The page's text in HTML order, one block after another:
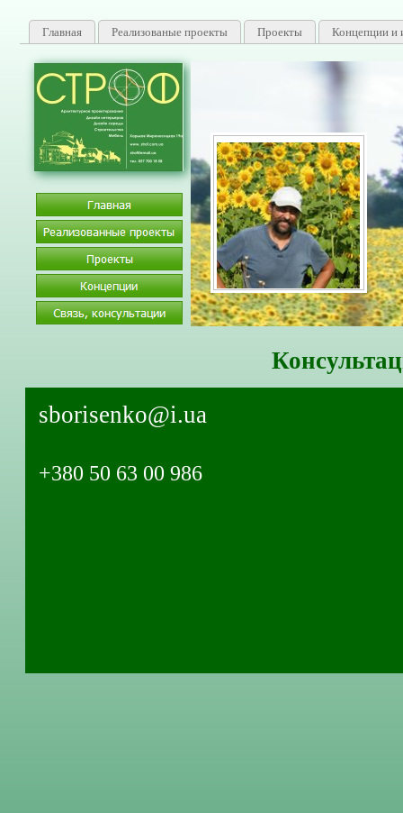
Главная Реализованые проекты Проекты Концепции и
sborisenko@i.ua
+380 50 63 00 986